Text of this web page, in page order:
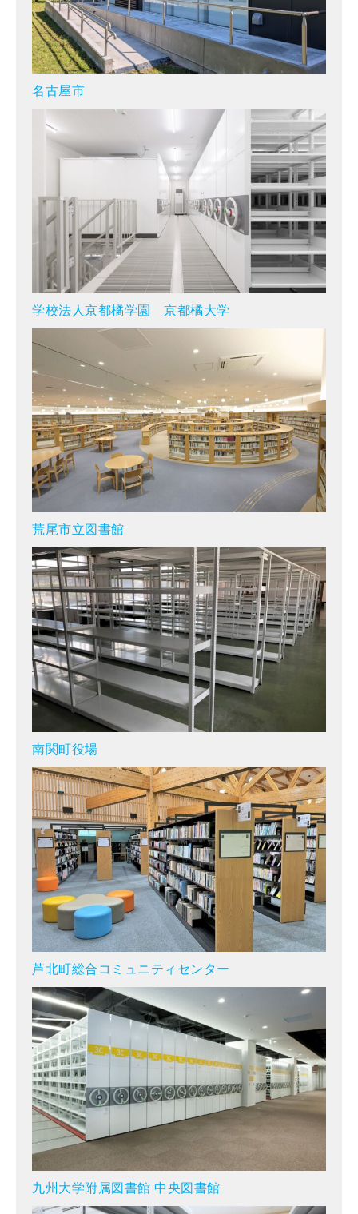
名古屋市
学校法人京都橘学園 京都橘大学
荒尾市立図書館
南関町役場
芦北町総合コミュニティセンター
九州大学附属図書館 中央図書館